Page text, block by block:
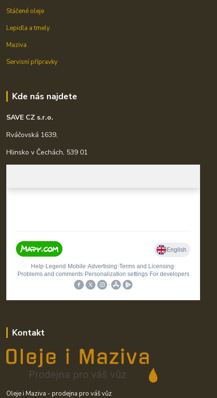
Stáčené oleje
Lepidla a tmely
Maziva
Servisní přípravky
Kde nás najdete
SAVE CZ s.r.o.
Rváčovská 1639,
Hlinsko v Čechách, 539 01
Kontakt
Oleje i Maziva - prodejna pro váš vůz